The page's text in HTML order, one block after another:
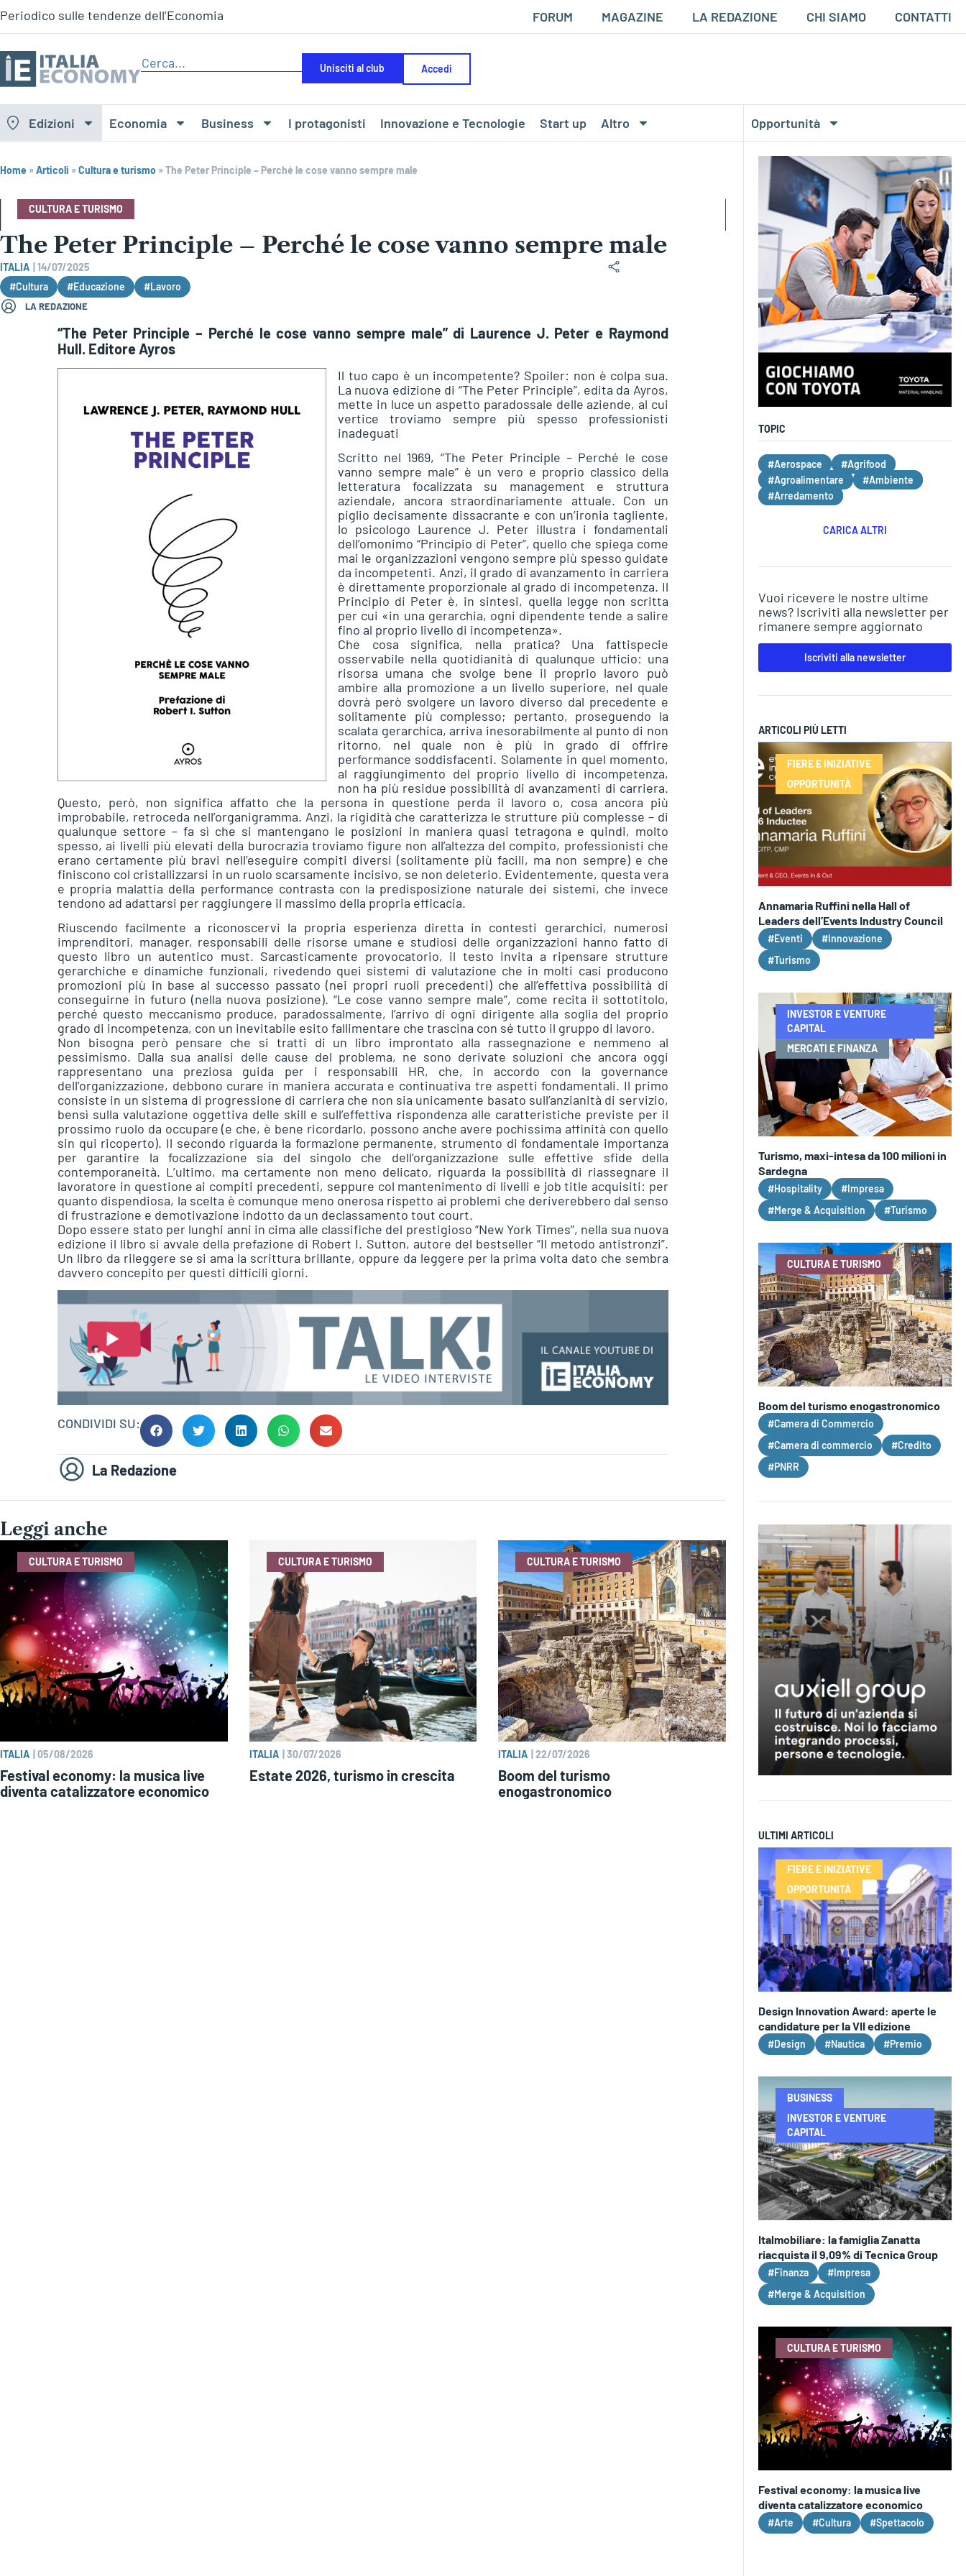
Periodico sulle tendenze dell’Economia FORUM MAGAZINE LA REDAZIONE CHI SIAMO CONTATTI
Unisciti al club Accedi
Edizioni Economia Business I protagonisti Innovazione e Tecnologie Start up Altro Opportunità
Home »Articoli »Cultura e turismo »The Peter Principle – Perché le cose vanno sempre male
CULTURA E TURISMO
The Peter Principle – Perché le cose vanno sempre male
ITALIA
14/07/2025
#Cultura
#Educazione #Lavoro
LA REDAZIONE
“The Peter Principle – Perché le cose vanno sempre male” di Laurence J. Peter e Raymond
Hull. Editore Ayros
Il tuo capo è un incompetente? Spoiler: non è colpa sua.
La nuova edizione di “The Peter Principle”, edita da Ayros,
mette in luce un aspetto paradossale delle aziende, al cui
vertice troviamo sempre più spesso professionisti
inadeguati
Scritto nel 1969, “The Peter Principle – Perché le cose
vanno sempre male” è un vero e proprio classico della
letteratura focalizzata su management e struttura
aziendale, ancora straordinariamente attuale. Con un
piglio decisamente dissacrante e con un’ironia tagliente,
lo psicologo Laurence J. Peter illustra i fondamentali
dell’omonimo “Principio di Peter”, quello che spiega come
mai le organizzazioni vengono sempre più spesso guidate
da incompetenti. Anzi, il grado di avanzamento in carriera
è direttamente proporzionale al grado di incompetenza. Il
Principio di Peter è, in sintesi, quella legge non scritta
per cui «in una gerarchia, ogni dipendente tende a salire
fino al proprio livello di incompetenza».
Che cosa significa, nella pratica? Una fattispecie
osservabile nella quotidianità di qualunque ufficio: una
risorsa umana che svolge bene il proprio lavoro può
ambire alla promozione a un livello superiore, nel quale
dovrà però svolgere un lavoro diverso dal precedente e
solitamente più complesso; pertanto, proseguendo la
scalata gerarchica, arriva inesorabilmente al punto di non
ritorno, nel quale non è più in grado di offrire
performance soddisfacenti. Solamente in quel momento,
al raggiungimento del proprio livello di incompetenza,
non ha più residue possibilità di avanzamenti di carriera.
Questo, però, non significa affatto che la persona in questione perda il lavoro o, cosa ancora più
improbabile, retroceda nell’organigramma. Anzi, la rigidità che caratterizza le strutture più complesse – di
qualunque settore – fa sì che si mantengano le posizioni in maniera quasi tetragona e quindi, molto
spesso, ai livelli più elevati della burocrazia troviamo figure non all’altezza del compito, professionisti che
erano certamente più bravi nell’eseguire compiti diversi (solitamente più facili, ma non sempre) e che
finiscono col cristallizzarsi in un ruolo scarsamente incisivo, se non deleterio. Evidentemente, questa vera
e propria malattia della performance contrasta con la predisposizione naturale dei sistemi, che invece
tendono ad adattarsi per raggiungere il massimo della propria efficacia.
Riuscendo facilmente a riconoscervi la propria esperienza diretta in contesti gerarchici, numerosi
imprenditori, manager, responsabili delle risorse umane e studiosi delle organizzazioni hanno fatto di
questo libro un autentico must. Sarcasticamente provocatorio, il testo invita a ripensare strutture
gerarchiche e dinamiche funzionali, rivedendo quei sistemi di valutazione che in molti casi producono
promozioni più in base al successo passato (nei propri ruoli precedenti) che all’effettiva possibilità di
conseguirne in futuro (nella nuova posizione). “Le cose vanno sempre male”, come recita il sottotitolo,
perché questo meccanismo produce, paradossalmente, l’arrivo di ogni dirigente alla soglia del proprio
grado di incompetenza, con un inevitabile esito fallimentare che trascina con sé tutto il gruppo di lavoro.
Non bisogna però pensare che si tratti di un libro improntato alla rassegnazione e nemmeno al
pessimismo. Dalla sua analisi delle cause del problema, ne sono derivate soluzioni che ancora oggi
rappresentano una preziosa guida per i responsabili HR, che, in accordo con la governance
dell’organizzazione, debbono curare in maniera accurata e continuativa tre aspetti fondamentali. Il primo
consiste in un sistema di progressione di carriera che non sia unicamente basato sull’anzianità di servizio,
bensì sulla valutazione oggettiva delle skill e sull’effettiva rispondenza alle caratteristiche previste per il
prossimo ruolo da occupare (e che, è bene ricordarlo, possono anche avere pochissima affinità con quello
sin qui ricoperto). Il secondo riguarda la formazione permanente, strumento di fondamentale importanza
per garantire la focalizzazione sia del singolo che dell’organizzazione sulle effettive sfide della
contemporaneità. L’ultimo, ma certamente non meno delicato, riguarda la possibilità di riassegnare il
lavoratore in questione ai compiti precedenti, seppure col mantenimento di livelli e job title acquisiti: per
quanto dispendiosa, la scelta è comunque meno onerosa rispetto ai problemi che deriverebbero dal senso
di frustrazione e demotivazione indotto da un declassamento tout court.
Dopo essere stato per lunghi anni in cima alle classifiche del prestigioso “New York Times”, nella sua nuova
edizione il libro si avvale della prefazione di Robert I. Sutton, autore del bestseller “Il metodo antistronzi”.
Un libro da rileggere se si ama la scrittura brillante, oppure da leggere per la prima volta dato che sembra
davvero concepito per questi difficili giorni.
CONDIVIDI SU:
La Redazione
Leggi anche
CULTURA E TURISMO
ITALIA 05/08/2026
Festival economy: la musica live
diventa catalizzatore economico
CULTURA E TURISMO
ITALIA 30/07/2026
Estate 2026, turismo in crescita
CULTURA E TURISMO
ITALIA |22/07/2026
Boom del turismo
enogastronomico
TOPIC
#Aerospace
#Agrifood
#Agroalimentare
#Ambiente
#Arredamento
CARICA ALTRI
Vuoi ricevere le nostre ultime
news? Iscriviti alla newsletter per
rimanere sempre aggiornato
Iscriviti alla newsletter
ARTICOLI PIÙ LETTI
FIERE E INIZIATIVE
OPPORTUNITÀ
Annamaria Ruffini nella Hall of
Leaders dell’Events Industry Council
#Eventi
#Innovazione
#Turismo
INVESTOR E VENTURE
CAPITAL
MERCATI E FINANZA
Turismo, maxi-intesa da 100 milioni in
Sardegna
#Hospitality
#Impresa
#Merge & Acquisition
#Turismo
CULTURA E TURISMO
Boom del turismo enogastronomico
#Camera di Commercio
#Camera di commercio
#Credito
#PNRR
ULTIMI ARTICOLI
FIERE E INIZIATIVE
OPPORTUNITÀ
Design Innovation Award: aperte le
candidature per la VII edizione
#Design #Nautica #Premio
BUSINESS
INVESTOR E VENTURE
CAPITAL
Italmobiliare: la famiglia Zanatta
riacquista il 9,09% di Tecnica Group
#Finanza
#Impresa
#Merge & Acquisition
CULTURA E TURISMO
Festival economy: la musica live
diventa catalizzatore economico
#Arte #Cultura #Spettacolo